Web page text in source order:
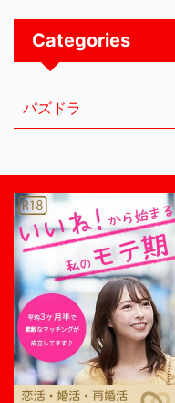
Categories
パズドラ